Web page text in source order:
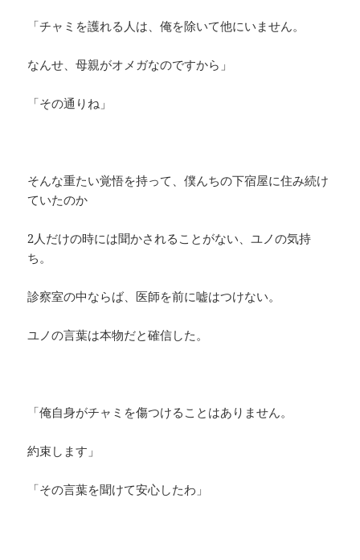
「チャミを護れる人は、俺を除いて他にいません。
なんせ、母親がオメガなのですから」
「その通りね」
そんな重たい覚悟を持って、僕んちの下宿屋に住み続け
ていたのか
2人だけの時には聞かされることがない、ユノの気持
ち。
診察室の中ならば、医師を前に嘘はつけない。
ユノの言葉は本物だと確信した。
「俺自身がチャミを傷つけることはありません。
約束します」
「その言葉を聞けて安心したわ」